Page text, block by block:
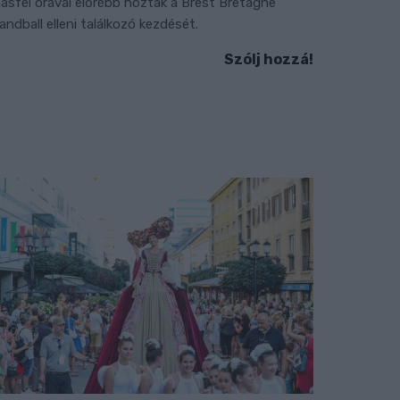
elleni találkozó kezdését.
Szólj hozzá!